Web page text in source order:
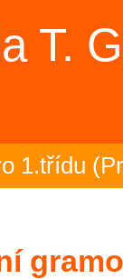
T.
1.třídu